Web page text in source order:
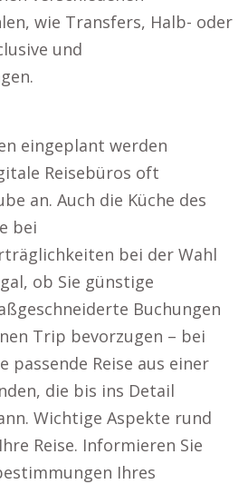
wie Transfers, Halb- oder
und
eingeplant werden
Reisebüros oft
an. Auch die Küche des
bei
bei der Wahl
ob Sie günstige
Buchungen
Trip bevorzugen – bei
passende Reise aus einer
die bis ins Detail
Wichtige Aspekte rund
Reise. Informieren Sie
Ihres